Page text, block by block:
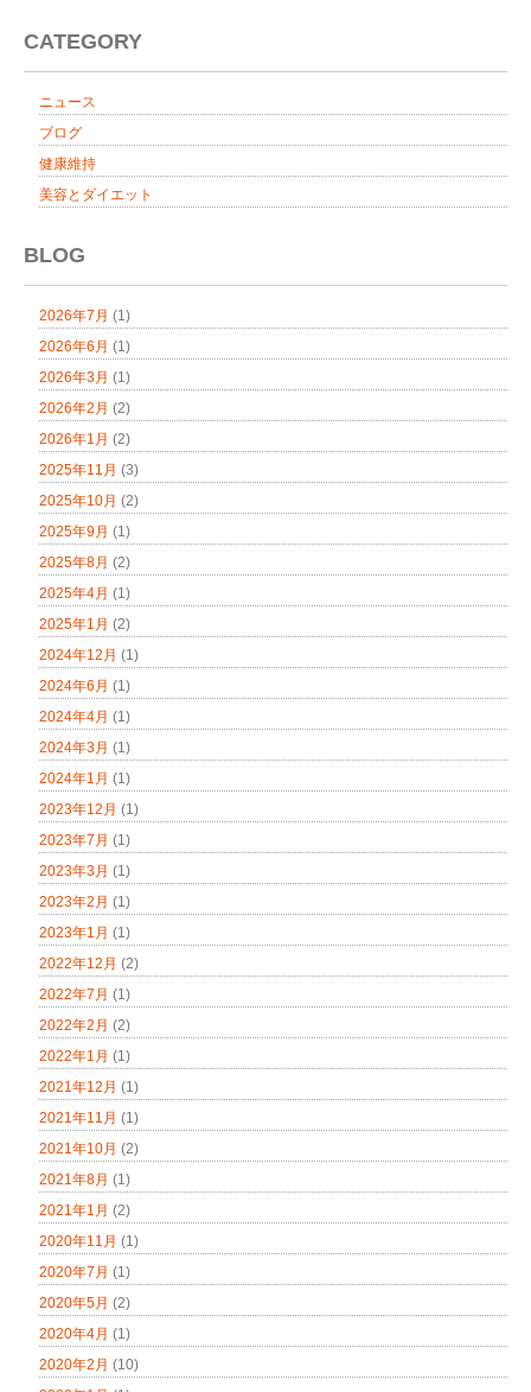
CATEGORY
ニュース
ブログ
健康維持
美容とダイエット
BLOG
2026年7月 (1)
2026年6月 (1)
2026年3月 (1)
2026年2月 (2)
2026年1月 (2)
2025年11月 (3)
2025年10月 (2)
2025年9月 (1)
2025年8月 (2)
2025年4月 (1)
2025年1月 (2)
2024年12月 (1)
2024年6月 (1)
2024年4月 (1)
2024年3月 (1)
2024年1月 (1)
2023年12月 (1)
2023年7月 (1)
2023年3月 (1)
2023年2月 (1)
2023年1月 (1)
2022年12月 (2)
2022年7月 (1)
2022年2月 (2)
2022年1月 (1)
2021年12月 (1)
2021年11月 (1)
2021年10月 (2)
2021年8月 (1)
2021年1月 (2)
2020年11月 (1)
2020年7月 (1)
2020年5月 (2)
2020年4月 (1)
2020年2月 (10)